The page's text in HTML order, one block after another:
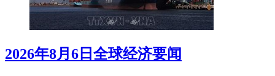
2026年8月6日全球经济要闻